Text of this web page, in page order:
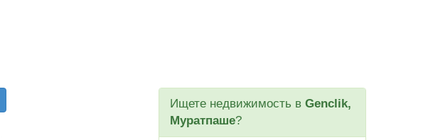
Ищете недвижимость в Genclik,
Муратпаше?